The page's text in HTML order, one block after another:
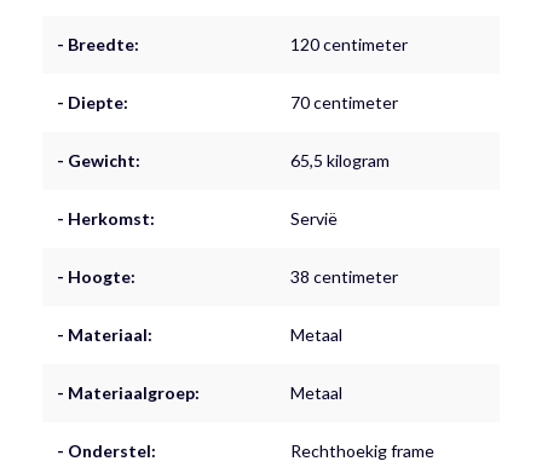
- Breedte: 120 centimeter
- Diepte: 70 centimeter
- Gewicht: 65,5 kilogram
- Herkomst: Servië
- Hoogte: 38 centimeter
- Materiaal: Metaal
- Materiaalgroep: Metaal
- Onderstel: Rechthoekig frame